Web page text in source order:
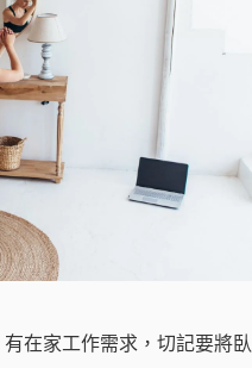
在家工作需求，切記要將臥